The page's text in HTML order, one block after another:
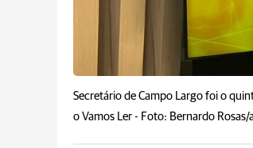
Secretário de Campo Largo foi o
o Vamos Ler - Foto: Bernardo Rosas/